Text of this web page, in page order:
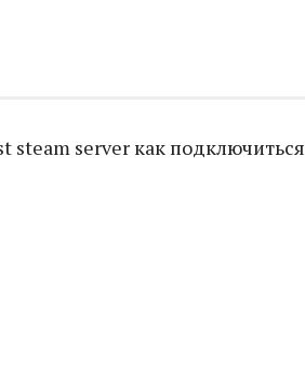
steam server как подключиться